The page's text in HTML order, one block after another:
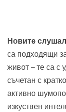
Новите
са подходящи
живот – те са с
съчетан с
активно
изкуствен